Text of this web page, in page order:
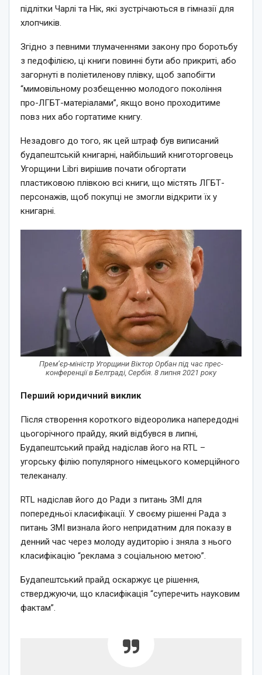
підлітки Чарлі та Нік, які зустрічаються в гімназії для
хлопчиків.
Згідно з певними тлумаченнями закону про боротьбу
з педофілією, ці книги повинні бути або прикриті, або
загорнуті в поліетиленову плівку, щоб запобігти
“мимовільному розбещенню молодого покоління
про-ЛГБТ-матеріалами”, якщо воно проходитиме
повз них або гортатиме книгу.
Незадовго до того, як цей штраф був виписаний
будапештській книгарні, найбільший книготорговець
Угорщини Libri вирішив почати обгортати
пластиковою плівкою всі книги, що містять ЛГБТ-
персонажів, щоб покупці не змогли відкрити їх у
книгарні.
Прем’єр-міністр Угорщини Віктор Орбан під час прес-
конференції в Белграді, Сербія. 8 липня 2021 року
Перший юридичний виклик
Після створення короткого відеоролика напередодні
цьогорічного прайду, який відбувся в липні,
Будапештський прайд надіслав його на RTL –
угорську філію популярного німецького комерційного
телеканалу.
RTL надіслав його до Ради з питань ЗМІ для
попередньої класифікації. У своєму рішенні Рада з
питань ЗМІ визнала його непридатним для показу в
денний час через молоду аудиторію і зняла з нього
класифікацію “реклама з соціальною метою”.
Будапештський прайд оскаржує це рішення,
стверджуючи, що класифікація “суперечить науковим
фактам”.